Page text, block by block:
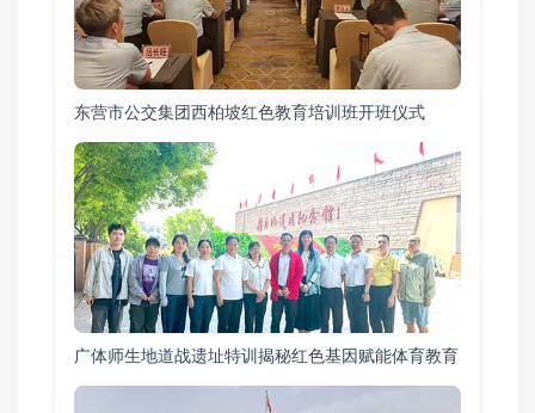
东营市公交集团西柏坡红色教育培训班开班仪式
广体师生地道战遗址特训揭秘红色基因赋能体育教育